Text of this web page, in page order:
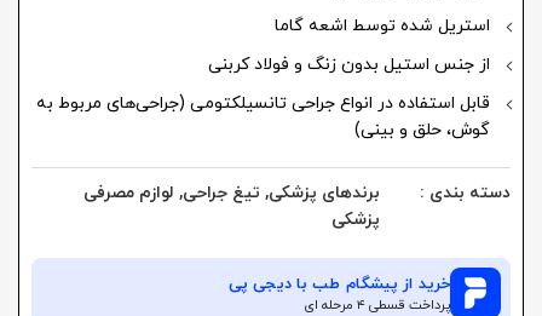
استریل شده توسط اشعه گاما
از جنس استیل بدون زنگ و فولاد کربنی
قابل استفاده در انواع جراحی تانسیلکتومی (جراحی‌های مربوط به
گوش، حلق و بینی)
دسته بندی : برندهای پزشکی, تیغ جراحی, لوازم مصرفی
پزشکی
خرید از پیشگام طببا دیجی پی
پرداخت قسطی ۴ مرحله ای